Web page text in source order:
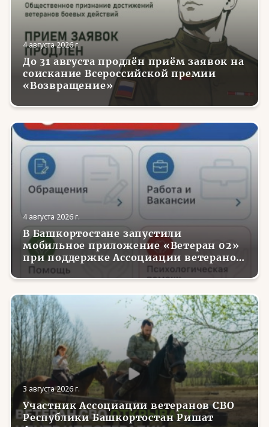
4 августа 2026 г.
До 31 августа продлён приём заявок на
соискание Всероссийской премии
«Возвращение»
4 августа 2026 г.
В Башкортостане запустили
мобильное приложение «Ветеран 02»
при поддержке Ассоциации ветеранов
СВО
3 августа 2026 г.
Участник Ассоциации ветеранов СВО
Республики Башкортостан Ришат